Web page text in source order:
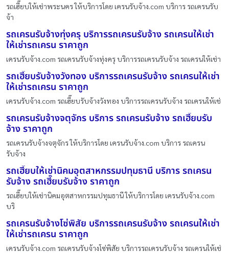
รถเฮี๊ยบให้เช่าพระนคร ให้บริการโดย เครนรับจ้าง.com บริการ รถเครนรับ
จ้า
รถเครนรับจ้างทุ่งครุ บริการรถเครนรับจ้าง รถเครนให้เช่า
ให้เช่ารถเครน ราคาถูก
เครนรับจ้าง.com รถเครนรับจ้างทุ่งครุ บริการรถเครนรับจ้าง รถเครนให้เช่า
รถเฮี๊ยบรับจ้างวังทอง บริการรถเครนรับจ้าง รถเครนให้เช่า
ให้เช่ารถเครน ราคาถูก
เครนรับจ้าง.com รถเฮี๊ยบรับจ้างวังทอง บริการรถเครนรับจ้าง รถเครนให้เช่
รถเครนรับจ้างจตุจักร บริการ รถเครนรับจ้าง รถเฮี๊ยบรับ
จ้าง ราคาถูก
รถเครนรับจ้างจตุจักร ให้บริการโดย เครนรับจ้าง.com บริการ รถเครน
รับจ้าง
รถเฮี๊ยบให้เช่านิคมอุตสาหกรรมปทุมธานี บริการ รถเครน
รับจ้าง รถเฮี๊ยบรับจ้าง ราคาถูก
รถเฮี๊ยบให้เช่านิคมอุตสาหกรรมปทุมธานี ให้บริการโดย เครนรับจ้าง.com
บริ
รถเครนรับจ้างโซ่พิสัย บริการรถเครนรับจ้าง รถเครนให้เช่า
ให้เช่ารถเครน ราคาถูก
เครนรับจ้าง.com รถเครนรับจ้างโซ่พิสัย บริการรถเครนรับจ้าง รถเครนให้เช่